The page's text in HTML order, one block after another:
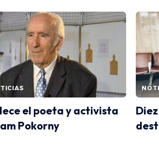
el poeta y activista
Pokorny